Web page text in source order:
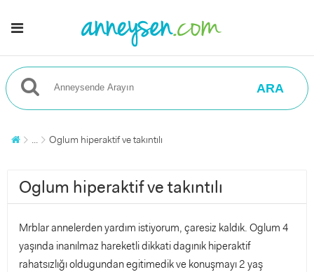
ARA
... Oglum hiperaktif ve takıntılı
Oglum hiperaktif ve takıntılı
Mrblar annelerden yardım istiyorum, çaresiz kaldık. Oglum 4
yaşında inanılmaz hareketli dikkati dagınık hiperaktif
rahatsızlığı oldugundan egitimedik ve konuşmayı 2 yaş